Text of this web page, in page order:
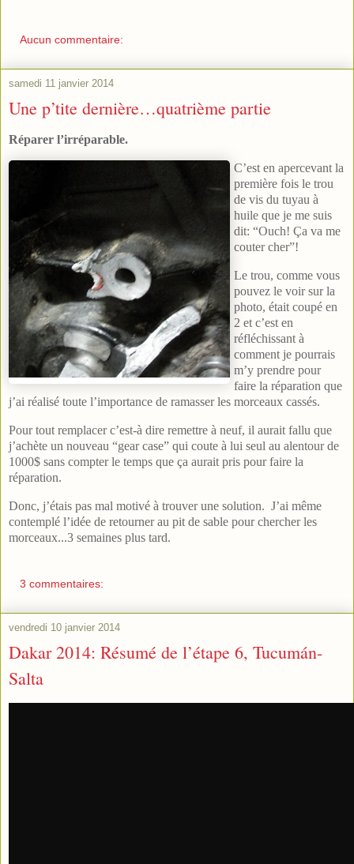
Aucun commentaire:
samedi 11 janvier 2014
Une p’tite dernière…quatrième partie
Réparer l’irréparable.
C’est en apercevant la
première fois le trou
de vis du tuyau à
huile que je me suis
dit: “Ouch! Ça va me
couter cher”!
Le trou, comme vous
pouvez le voir sur la
photo, était coupé en
2 et c’est en
réfléchissant à
comment je pourrais
m’y prendre pour
faire la réparation que
j’ai réalisé toute l’importance de ramasser les morceaux cassés.
Pour tout remplacer c’est-à dire remettre à neuf, il aurait fallu que
j’achète un nouveau “gear case” qui coute à lui seul au alentour de
1000$ sans compter le temps que ça aurait pris pour faire la
réparation.
Donc, j’étais pas mal motivé à trouver une solution. J’ai même
contemplé l’idée de retourner au pit de sable pour chercher les
morceaux...3 semaines plus tard.
3 commentaires:
vendredi 10 janvier 2014
Dakar 2014: Résumé de l’étape 6, Tucumán-
Salta